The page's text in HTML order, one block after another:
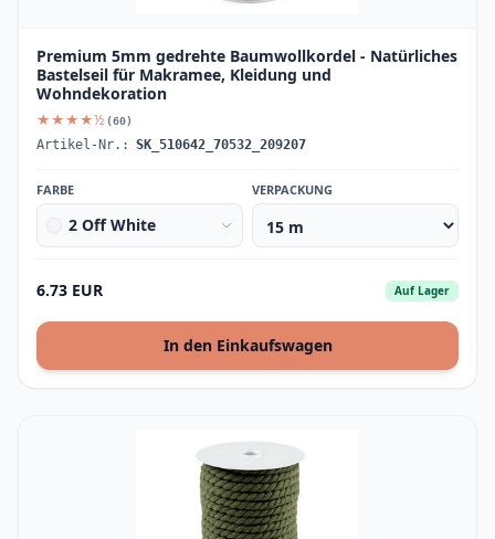
Premium 5mm gedrehte Baumwollkordel - Natürliches
Bastelseil für Makramee, Kleidung und
Wohndekoration
★★★★½ (60)
Artikel-Nr.: SK_510642_70532_209207
FARBE
2 Off White
VERPACKUNG
6.73 EUR Auf Lager
In den Einkaufswagen